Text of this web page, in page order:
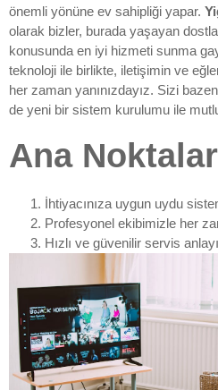
önemli yönüne ev sahipliği yapar.
olarak bizler, burada yaşayan
konusunda en iyi hizmeti sunma
teknoloji ile birlikte, iletişimin ve
her zaman yanınızdayız. Sizi
de yeni bir sistem kurulumu ile
Ana Noktalar
İhtiyacınıza uygun uydu
Profesyonel ekibimizle her
Hızlı ve güvenilir servis